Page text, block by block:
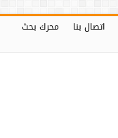
اتصال بنا محرك بحث